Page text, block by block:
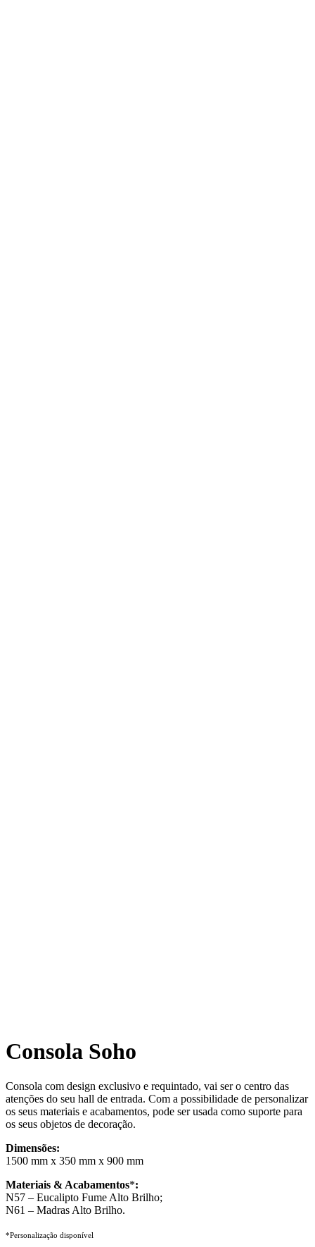
Consola Soho
Consola com design exclusivo e requintado, vai ser o centro das
atenções do seu hall de entrada. Com a possibilidade de personalizar
os seus materiais e acabamentos, pode ser usada como suporte para
os seus objetos de decoração.
Dimensões:
1500 mm x 350 mm x 900 mm
Materiais & Acabamentos*:
N57 – Eucalipto Fume Alto Brilho;
N61 – Madras Alto Brilho.
*Personalização disponível